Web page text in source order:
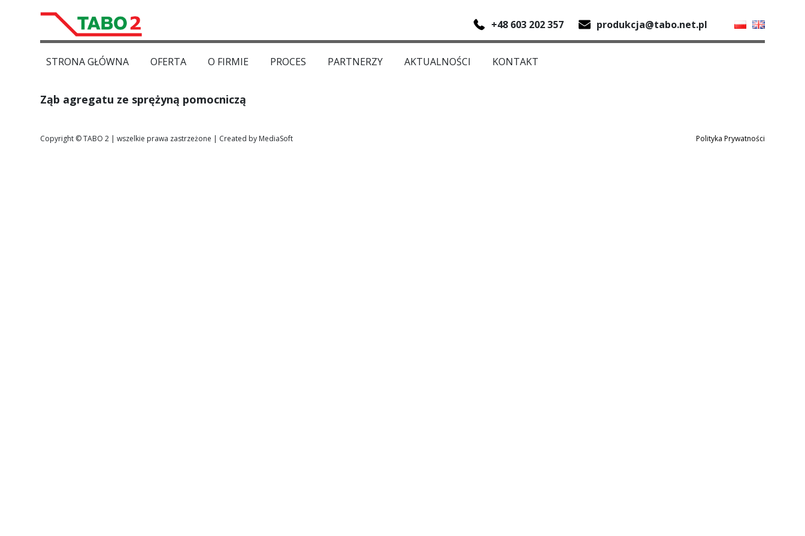
+48 603 202 357 produkcja@tabo.net.pl
STRONA GŁÓWNA OFERTA O FIRMIE PROCES PARTNERZY AKTUALNOŚCI KONTAKT
Ząb agregatu ze sprężyną pomocniczą
Copyright © TABO 2 | wszelkie prawa zastrzeżone | Created by MediaSoft Polityka Prywatności